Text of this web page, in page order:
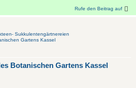
Rufe den Beitrag auf
Sukkulentengärtnereien
Gartens Kassel
Botanischen Gartens Kassel